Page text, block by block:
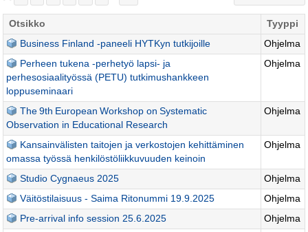
Otsikko
Tyyppi
Business Finland -paneeli HYTKyn tutkijoille
Ohjelma
Perheen tukena -perhetyö lapsi- ja
perhesosiaalityössä (PETU) tutkimushankkeen
loppuseminaari
Ohjelma
The 9th European Workshop on Systematic
Observation in Educational Research
Ohjelma
Kansainvälisten taitojen ja verkostojen kehittäminen
omassa työssä henkilöstöliikkuvuuden keinoin
Ohjelma
Studio Cygnaeus 2025
Ohjelma
Väitöstilaisuus - Saima Ritonummi 19.9.2025
Ohjelma
Pre-arrival info session 25.6.2025
Ohjelma